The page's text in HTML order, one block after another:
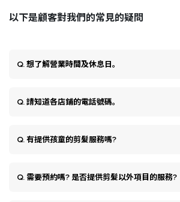
以下是顧客對我們的常見的疑問
Q. 想了解營業時間及休息日。
Q. 請知道各店鋪的電話號碼。
Q. 有提供孩童的剪髮服務嗎?
Q. 需要預約嗎? 是否提供剪髮以外項目的服務?